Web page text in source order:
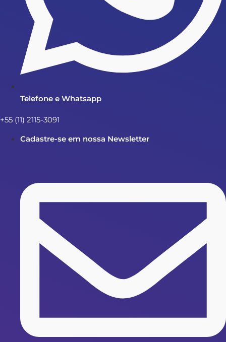
Telefone e Whatsapp
+55 (11) 2115-3091
Cadastre-se em nossa Newsletter